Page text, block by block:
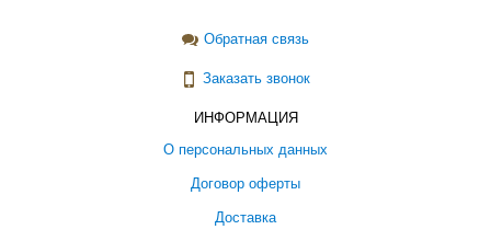
Обратная связь
Заказать звонок
ИНФОРМАЦИЯ
О персональных данных
Договор оферты
Доставка